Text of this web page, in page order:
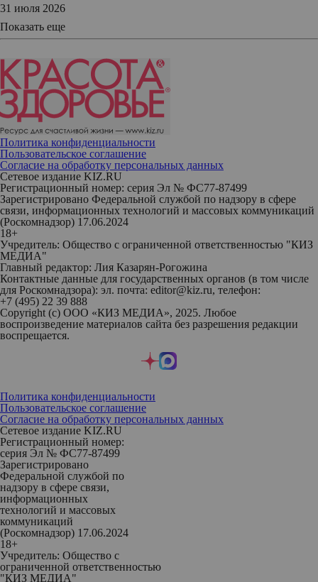
31 июля 2026
Показать еще
Политика конфиденциальности
Пользовательское соглашение
Согласие на обработку персональных данных
Сетевое издание KIZ.RU
Регистрационный номер: серия Эл № ФС77-87499
Зарегистрировано Федеральной службой по надзору в сфере
связи, информационных технологий и массовых коммуникаций
(Роскомнадзор) 17.06.2024
18+
Учредитель: Общество с ограниченной ответственностью "КИЗ
МЕДИА"
Главный редактор: Лия Казарян-Рогожина
Контактные данные для государственных органов (в том числе
для Роскомнадзора): эл. почта: editor@kiz.ru, телефон:
+7 (495) 22 39 888
Copyright (с) ООО «КИЗ МЕДИА», 2025. Любое
воспроизведение материалов сайта без разрешения редакции
воспрещается.
Политика конфиденциальности
Пользовательское соглашение
Согласие на обработку персональных данных
Сетевое издание KIZ.RU
Регистрационный номер:
серия Эл № ФС77-87499
Зарегистрировано
Федеральной службой по
надзору в сфере связи,
информационных
технологий и массовых
коммуникаций
(Роскомнадзор) 17.06.2024
18+
Учредитель: Общество с
ограниченной ответственностью
"КИЗ МЕДИА"